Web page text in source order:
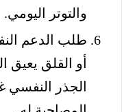
والتوتر اليومي.
طلب الدعم
أو القلق يعيق
الجذر النفسي